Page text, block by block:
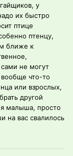
у
их быстро
птице
птенцу,
ближе к
не могут
что-то
или взрослых,
другой
малыша, просто
на вас свалилось